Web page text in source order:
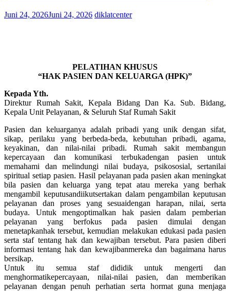
Juni 24, 2026Juni 24, 2026 diklatcenter
PELATIHAN KHUSUS
“HAK PASIEN DAN KELUARGA (HPK)”
Kepada Yth.
Direktur Rumah Sakit, Kepala Bidang Dan Ka. Sub. Bidang,
Kepala Unit Pelayanan, & Seluruh Staf Rumah Sakit
Pasien dan keluarganya adalah pribadi yang unik dengan sifat,
sikap, perilaku yang berbeda-beda, kebutuhan pribadi, agama,
keyakinan, dan nilai-nilai pribadi. Rumah sakit membangun
kepercayaan dan komunikasi terbukadengan pasien untuk
memahami dan melindungi nilai budaya, psikososial, sertanilai
spiritual setiap pasien. Hasil pelayanan pada pasien akan meningkat
bila pasien dan keluarga yang tepat atau mereka yang berhak
mengambil keputusandiikutsertakan dalam pengambilan keputusan
pelayanan dan proses yang sesuaidengan harapan, nilai, serta
budaya. Untuk mengoptimalkan hak pasien dalam pemberian
pelayanan yang berfokus pada pasien dimulai dengan
menetapkanhak tersebut, kemudian melakukan edukasi pada pasien
serta staf tentang hak dan kewajiban tersebut. Para pasien diberi
informasi tentang hak dan kewajibanmereka dan bagaimana harus
bersikap.
Untuk itu semua staf dididik untuk mengerti dan
menghormatikepercayaan, nilai-nilai pasien, dan memberikan
pelayanan dengan penuh perhatian serta hormat guna menjaga